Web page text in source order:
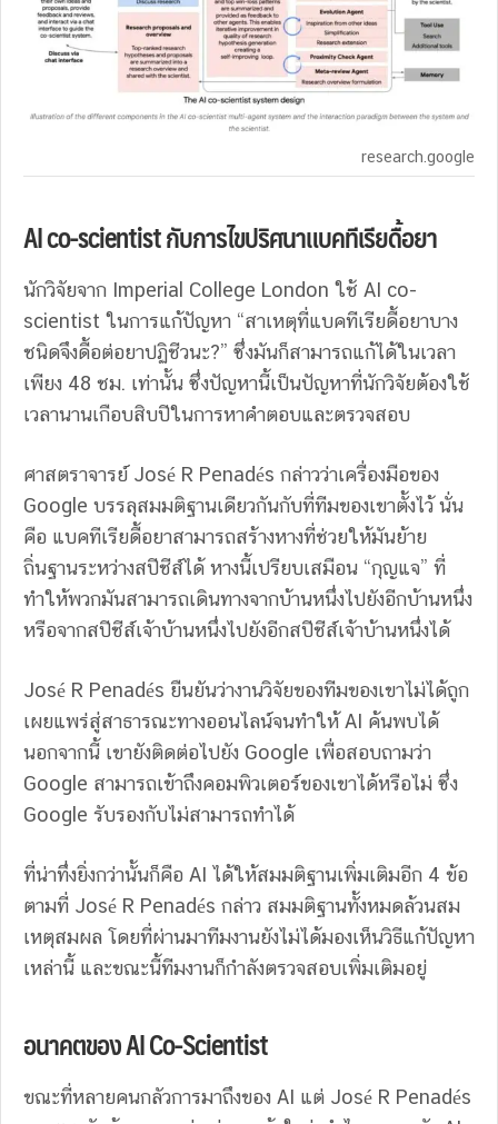
research.google
AI co-scientistกับการไขปริศนาแบคทีเรียดื้อยา
นักวิจัยจาก Imperial College London ใช้ AI co-
scientist ในการแก้ปัญหา “สาเหตุที่แบคทีเรียดื้อยาบาง
ชนิดจึงดื้อต่อยาปฏิชีวนะ?” ซึ่งมันก็สามารถแก้ได้ในเวลา
เพียง 48 ชม. เท่านั้น ซึ่งปัญหานี้เป็นปัญหาที่นักวิจัยต้องใช้
เวลานานเกือบสิบปีในการหาคำตอบและตรวจสอบ
ศาสตราจารย์ José R Penadés กล่าวว่าเครื่องมือของ
Google บรรลุสมมติฐานเดียวกันกับที่ทีมของเขาตั้งไว้ นั่น
คือ แบคทีเรียดื้อยาสามารถสร้างหางที่ช่วยให้มันย้าย
ถิ่นฐานระหว่างสปีชีส์ได้ หางนี้เปรียบเสมือน “กุญแจ” ที่
ทำให้พวกมันสามารถเดินทางจากบ้านหนึ่งไปยังอีกบ้านหนึ่ง
หรือจากสปีชีส์เจ้าบ้านหนึ่งไปยังอีกสปีชีส์เจ้าบ้านหนึ่งได้
José R Penadés ยืนยันว่างานวิจัยของทีมของเขาไม่ได้ถูก
เผยแพร่สู่สาธารณะทางออนไลน์จนทำให้ AI ค้นพบได้
นอกจากนี้ เขายังติดต่อไปยัง Google เพื่อสอบถามว่า
Google สามารถเข้าถึงคอมพิวเตอร์ของเขาได้หรือไม่ ซึ่ง
Google รับรองกับไม่สามารถทำได้
ที่น่าทึ่งยิ่งกว่านั้นก็คือ AI ได้ให้สมมติฐานเพิ่มเติมอีก 4 ข้อ
ตามที่ José R Penadés กล่าว สมมติฐานทั้งหมดล้วนสม
เหตุสมผล โดยที่ผ่านมาทีมงานยังไม่ได้มองเห็นวิธีแก้ปัญหา
เหล่านี้ และขณะนี้ทีมงานก็กำลังตรวจสอบเพิ่มเติมอยู่
อนาคตของ AI Co-Scientist
ขณะที่หลายคนกลัวการมาถึงของ AI แต่ José R Penadés